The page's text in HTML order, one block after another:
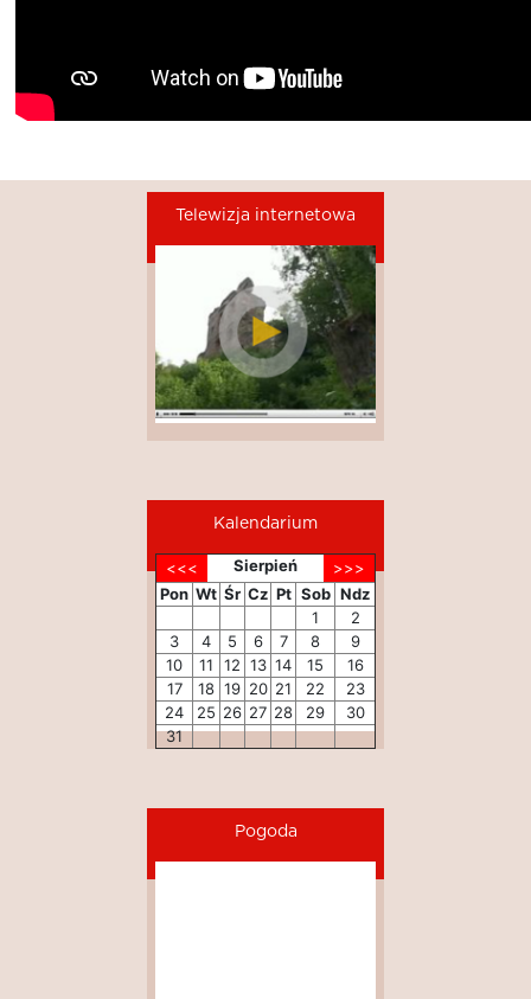
Telewizja internetowa
Kalendarium
Sierpień
Pon Wt Śr Cz Pt Sob Ndz
1
2
3
4 5 6 7 8
9
10
11 12 13 14 15
16
17
18 19 20 21 22
23
24
25 26 27 28 29
30
31
Pogoda